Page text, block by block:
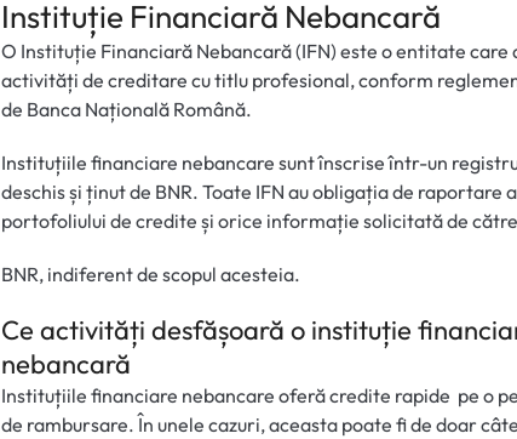
Instituție Financiară Nebancară
O Instituție Financiară Nebancară (IFN) este o entitate care
activități de creditare cu titlu profesional, conform
de Banca Națională Română.
Instituțiile financiare nebancare sunt înscrise într-un
deschis și ținut de BNR. Toate IFN au obligația de raportare
portofoliului de credite și orice informație solicitată de către
BNR, indiferent de scopul acesteia.
Ce activități desfășoară o instituție
nebancară
Instituțiile financiare nebancare oferă credite rapide pe o
de rambursare. În unele cazuri, aceasta poate fi de doar